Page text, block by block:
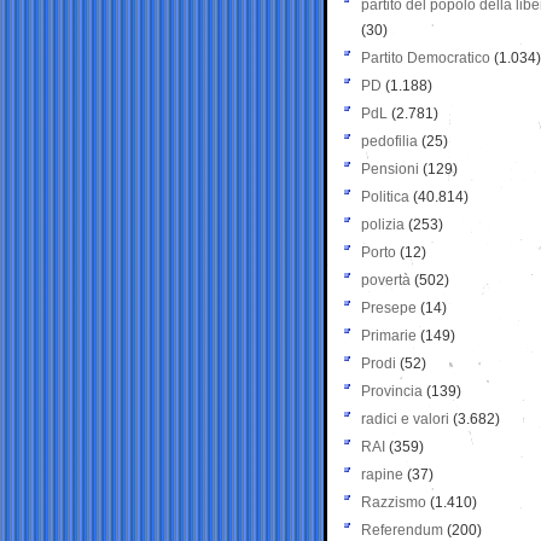
partito del popolo della
(30)
Partito Democratico (1.034)
PD (1.188)
PdL (2.781)
pedofilia (25)
Pensioni (129)
Politica (40.814)
polizia (253)
Porto (12)
povertà (502)
Presepe (14)
Primarie (149)
Prodi (52)
Provincia (139)
radici e valori (3.682)
RAI (359)
rapine (37)
Razzismo (1.410)
Referendum (200)